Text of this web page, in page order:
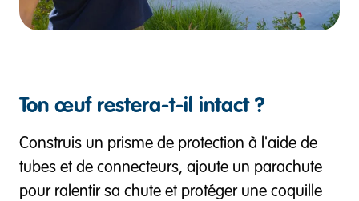
Ton œuf restera-t-il intact ?
Construis un prisme de protection à l'aide de
tubes et de connecteurs, ajoute un parachute
pour ralentir sa chute et protéger une coquille